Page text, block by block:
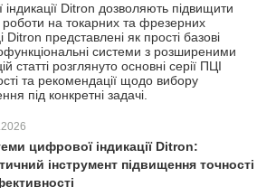
Ditron дозволяють підвищити
роботи на токарних та фрезерних
Ditron представлені як прості базові
системи з розширеними
статті розглянуто основні серії ПЦІ
та рекомендації щодо вибору
під конкретні задачі.
цифрової індикації Ditron:
інструмент підвищення точності